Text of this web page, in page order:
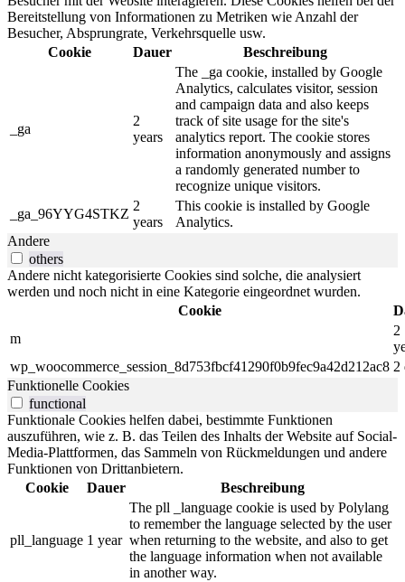
Bereitstellung von Informationen zu Metriken wie Anzahl der
Besucher, Absprungrate, Verkehrsquelle usw.
Cookie
Dauer Beschreibung
_ga
2
years
The _ga cookie, installed by Google
Analytics, calculates visitor, session
and campaign data and also keeps
track of site usage for the site's
analytics report. The cookie stores
information anonymously and assigns
a randomly generated number to
recognize unique visitors.
_ga_96YYG4STKZ
2
years
This cookie is installed by Google
Analytics.
Andere
others
Andere nicht kategorisierte Cookies sind solche, die analysiert
werden und noch nicht in eine Kategorie eingeordnet wurden.
Cookie
m
2
wp_woocommerce_session_8d753fbcf41290f0b9fec9a42d212ac8 2
Funktionelle Cookies
functional
Funktionale Cookies helfen dabei, bestimmte Funktionen
auszuführen, wie z. B. das Teilen des Inhalts der Website auf Social-
Media-Plattformen, das Sammeln von Rückmeldungen und andere
Funktionen von Drittanbietern.
Cookie
Dauer Beschreibung
pll_language 1 year
The pll _language cookie is used by Polylang
to remember the language selected by the user
when returning to the website, and also to get
the language information when not available
in another way.